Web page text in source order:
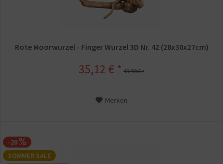
Rote Moorwurzel - Finger Wurzel 3D Nr. 42 (28x30x27cm)
35,12 € * 43,90 € *
Merken
-20
SOMMER SALE